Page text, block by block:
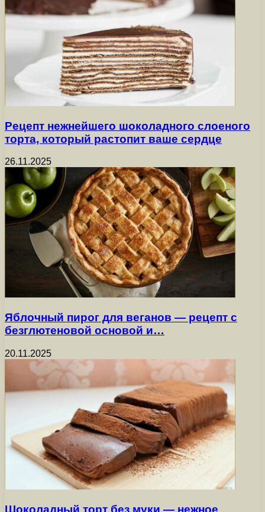
Рецепт нежнейшего шоколадного слоеного
торта, который растопит ваше сердце
26.11.2025
Яблочный пирог для веганов — рецепт с
безглютеновой основой и…
20.11.2025
Шоколадный торт без муки — нежное